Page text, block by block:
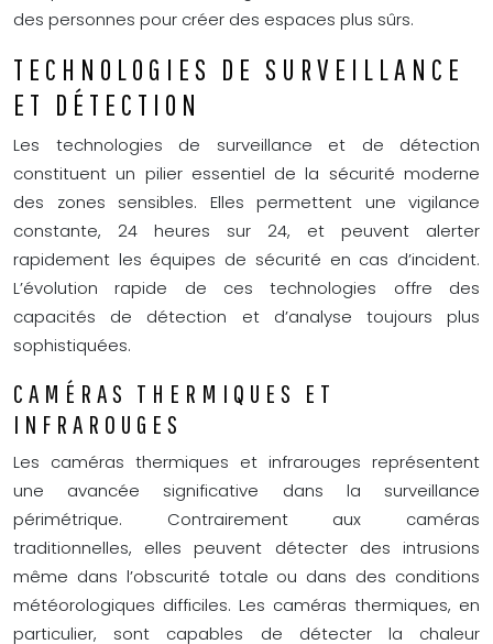
des personnes pour créer des espaces plus sûrs.
TECHNOLOGIES DE SURVEILLANCE
ET DÉTECTION
Les technologies de surveillance et de détection
constituent un pilier essentiel de la sécurité moderne
des zones sensibles. Elles permettent une vigilance
constante, 24 heures sur 24, et peuvent alerter
rapidement les équipes de sécurité en cas d’incident.
L’évolution rapide de ces technologies offre des
capacités de détection et d’analyse toujours plus
sophistiquées.
CAMÉRAS THERMIQUES ET
INFRAROUGES
Les caméras thermiques et infrarouges représentent
une avancée significative dans la surveillance
périmétrique. Contrairement aux caméras
traditionnelles, elles peuvent détecter des intrusions
même dans l’obscurité totale ou dans des conditions
météorologiques difficiles. Les caméras thermiques, en
particulier, sont capables de détecter la chaleur